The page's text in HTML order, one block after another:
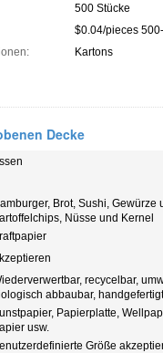
500 Stücke
$0.04/pieces
Kartons
Decke
Brot, Sushi, Gewürze
Nüsse und Kernel
recycelbar,
abbaubar, handgefertigt
Papierplatte,
usw.
Größe